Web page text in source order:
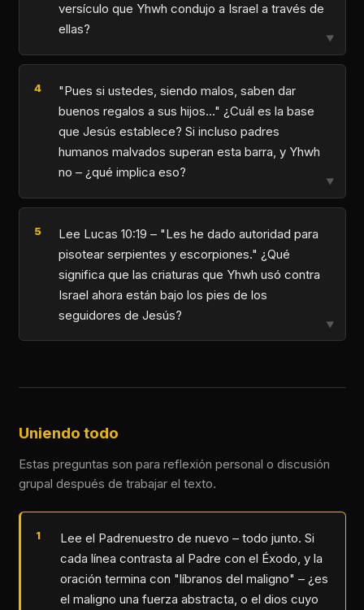
versículo que Yhwh condujo a Israel a través de
ellas?
▼
"Pues si ustedes, siendo malos, saben dar
buenos regalos a sus hijos…" ¿Cuál es la base
que Jesús establece? Si incluso padres
humanos malvados superan esta barra, y Yhwh
no – ¿qué implica eso?
▼
Lee Lucas 10:19 – "Les he dado autoridad para
pisotear serpientes y escorpiones." ¿Qué
significa que las criaturas que Yhwh usó contra
Israel ahora están bajo los pies de los
seguidores de Jesús?
▼
Uniendo todo
Estas preguntas son para reflexión personal o discusión
grupal después de trabajar el texto.
Lee el Padrenuestro de nuevo – todo junto. Si
cada línea contrasta al Padre con el Éxodo, y la
oración termina con "líbranos del maligno" – ¿es
el maligno una fuerza abstracta, o el dios cuyo